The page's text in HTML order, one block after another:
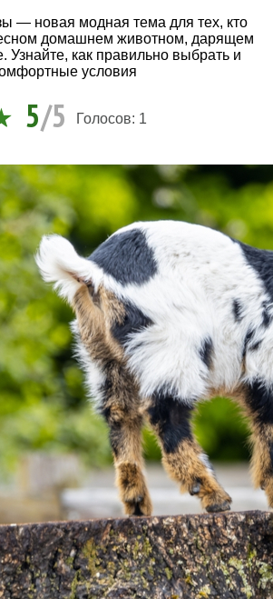
— новая модная тема для тех, кто
домашнем животном, дарящем
Узнайте, как правильно выбрать и
условия
5/5 Голосов: 1